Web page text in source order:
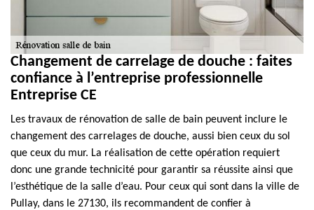
Changement de carrelage de douche : faites
confiance à l’entreprise professionnelle
Entreprise CE
Les travaux de rénovation de salle de bain peuvent inclure le
changement des carrelages de douche, aussi bien ceux du sol
que ceux du mur. La réalisation de cette opération requiert
donc une grande technicité pour garantir sa réussite ainsi que
l’esthétique de la salle d’eau. Pour ceux qui sont dans la ville de
Pullay, dans le 27130, ils recommandent de confier à